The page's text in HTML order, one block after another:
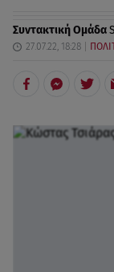
Συντακτική Ομάδα
27.07.22, 18:28